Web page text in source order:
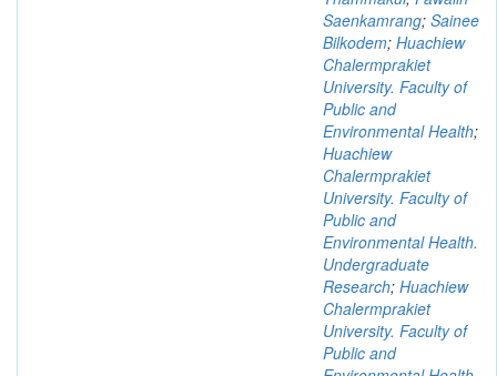
Saenkamrang; Sainee
Bilkodem; Huachiew
Chalermprakiet
University. Faculty of
Public and
Environmental Health;
Huachiew
Chalermprakiet
University. Faculty of
Public and
Environmental Health.
Undergraduate
Research; Huachiew
Chalermprakiet
University. Faculty of
Public and